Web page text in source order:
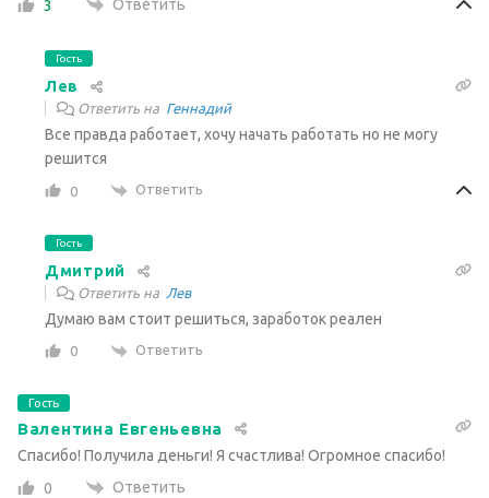
3
Ответить
Гость
Лев
Ответить на Геннадий
Все правда работает, хочу начать работать но не могу
решится
0 Ответить
Гость
Дмитрий
Ответить на Лев
Думаю вам стоит решиться, заработок реален
0 Ответить
Гость
Валентина Евгеньевна
Спасибо! Получила деньги! Я счастлива! Огромное спасибо!
0
Ответить